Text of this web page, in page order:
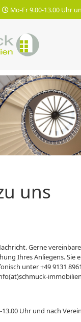
Mo-Fr 9.00-13.00 Uhr
uns
Gerne
Ihres Anliegens. Sie
unter +49 9131
Uhr und nach